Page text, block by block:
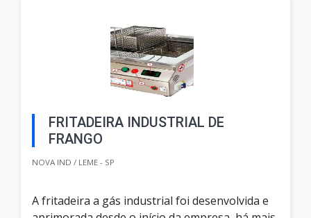
FRITADEIRA INDUSTRIAL DE
FRANGO
NOVA IND / LEME - SP
A fritadeira a gás industrial foi desenvolvida e